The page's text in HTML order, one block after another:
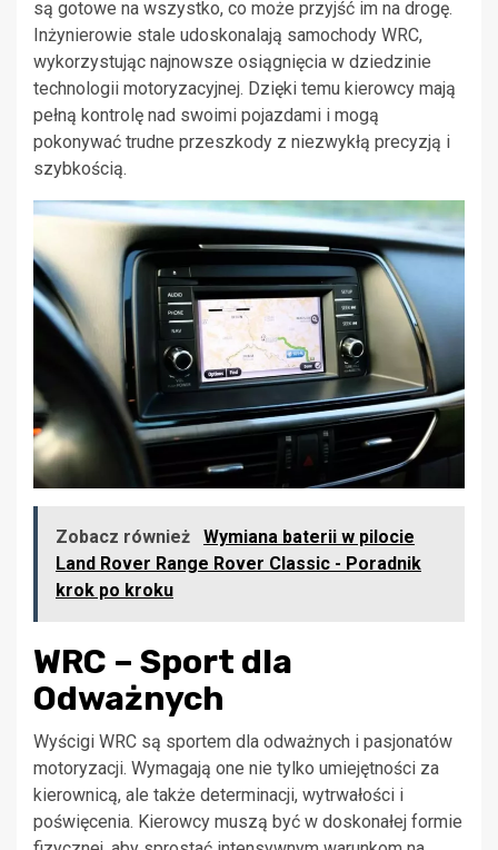
są gotowe na wszystko, co może przyjść im na drogę.
Inżynierowie stale udoskonalają samochody WRC,
wykorzystując najnowsze osiągnięcia w dziedzinie
technologii motoryzacyjnej. Dzięki temu kierowcy mają
pełną kontrolę nad swoimi pojazdami i mogą
pokonywać trudne przeszkody z niezwykłą precyzją i
szybkością.
Zobacz również
Wymiana baterii w pilocie
Land Rover Range Rover Classic - Poradnik
krok po kroku
WRC – Sport dla
Odważnych
Wyścigi WRC są sportem dla odważnych i pasjonatów
motoryzacji. Wymagają one nie tylko umiejętności za
kierownicą, ale także determinacji, wytrwałości i
poświęcenia. Kierowcy muszą być w doskonałej formie